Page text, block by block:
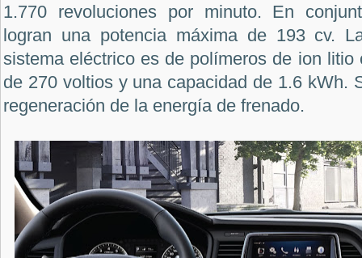
1.770 revoluciones por minuto. En
logran una potencia máxima de 193 cv.
sistema eléctrico es de polímeros de ion litio
de 270 voltios y una capacidad de 1.6 kWh.
regeneración de la energía de frenado.